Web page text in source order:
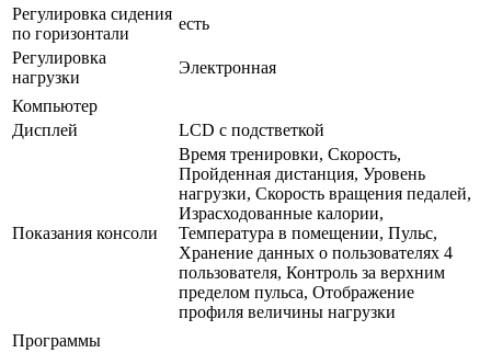
Регулировка сидения
по горизонтали
есть
Регулировка
нагрузки
Электронная
Компьютер
Дисплей
LCD с подстветкой
Показания консоли
Время тренировки, Скорость,
Пройденная дистанция, Уровень
нагрузки, Скорость вращения педалей,
Израсходованные калории,
Температура в помещении, Пульс,
Хранение данных о пользователях 4
пользователя, Контроль за верхним
пределом пульса, Отображение
профиля величины нагрузки
Программы